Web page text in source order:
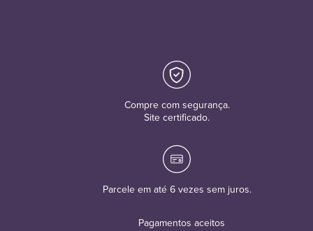
Compre com segurança.
Site certificado.
Parcele em até 6 vezes sem juros.
Pagamentos aceitos